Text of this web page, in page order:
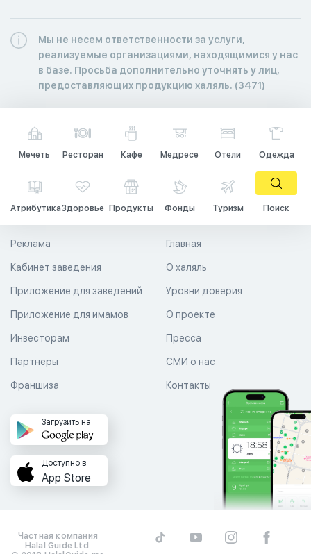
Мы не несем ответственности за услуги,
реализуемые организациями, находящимися у нас
в базе. Просьба дополнительно уточнять у лиц,
предоставляющих продукцию халяль. (3471)
Мечеть Ресторан Кафе Медресе Отели Одежда
АтрибутикаЗдоровье Продукты Фонды Туризм Поиск
Главная
О халяль
Уровни доверия
Реклама
Кабинет заведения
Приложение для заведений
Приложение для имамов О проекте
Пресса
СМИ о нас
Контакты
Инвесторам
Партнеры
Франшиза
Загрузить на
Доступно в
App Store
Частная компания
Halal Guide Ltd.